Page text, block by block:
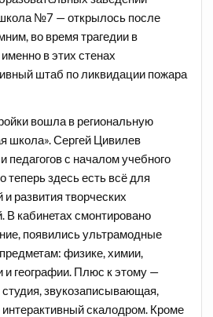
школа №7 — открылось после
во время трагедии в
в этих стенах
штаб по ликвидации пожара
вошла в региональную
школа». Сергей Цивилев
педагогов с началом учебного
теперь здесь есть всё для
развития творческих
В кабинетах смонтировано
появились ультрамодные
физике, химии,
и географии. Плюс к этому —
звукозаписывающая,
скалодром. Кроме